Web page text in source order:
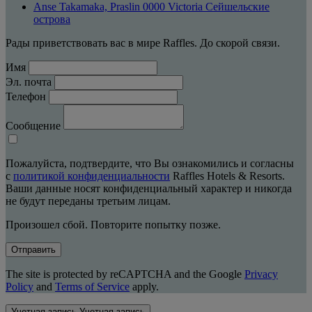
Anse Takamaka, Praslin 0000 Victoria Сейшельские
острова
Рады приветствовать вас в мире Raffles. До скорой связи.
Имя
Эл. почта
Телефон
Сообщение
Пожалуйста, подтвердите, что Вы ознакомились и согласны
с политикой конфиденциальности Raffles Hotels & Resorts.
Ваши данные носят конфиденциальный характер и никогда
не будут переданы третьим лицам.
Произошел сбой. Повторите попытку позже.
Отправить
The site is protected by reCAPTCHA and the Google Privacy
Policy and Terms of Service apply.